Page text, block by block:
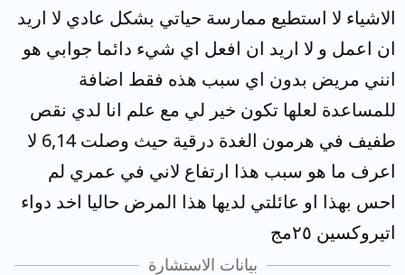
الاشياء لا استطيع ممارسة حياتي بشكل عادي لا اريد
ان اعمل و لا اريد ان افعل اي شيء دائما جوابي هو
انني مريض بدون اي سبب هذه فقط اضافة
للمساعدة لعلها تكون خير لي مع علم انا لدي نقص
طفيف في هرمون الغدة درقية حيث وصلت 6,14 لا
اعرف ما هو سبب هذا ارتفاع لاني في عمري لم
احس بهذا او عائلتي لديها هذا المرض حاليا اخد دواء
اتيروكسين ٢٥مج
بيانات الاستشارة